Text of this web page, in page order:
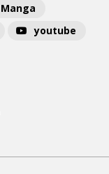
Manga
youtube